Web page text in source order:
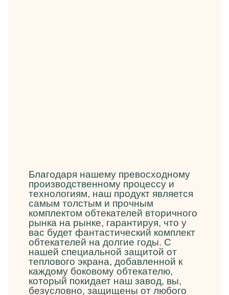
Благодаря нашему превосходному
производственному процессу и
технологиям, наш продукт является
самым толстым и прочным
комплектом обтекателей вторичного
рынка на рынке, гарантируя, что у
вас будет фантастический комплект
обтекателей на долгие годы. С
нашей специальной защитой от
теплового экрана, добавленной к
каждому боковому обтекателю,
который покидает наш завод, вы,
безусловно, защищены от любого